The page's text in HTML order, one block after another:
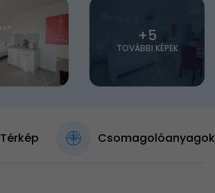
+5
TOVÁBBI KÉPEK
Térkép Csomagolóanyagok